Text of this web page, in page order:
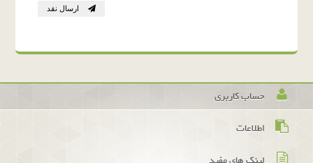
ارسال نقد
حساب کاربری
اطلاعات